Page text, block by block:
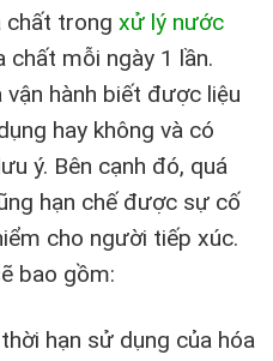
chất trong xử lý nước
chất mỗi ngày 1 lần.
hành biết được liệu
hay không và có
ý. Bên cạnh đó, quá
hạn chế được sự cố
cho người tiếp xúc.
bao gồm:
hạn sử dụng của hóa